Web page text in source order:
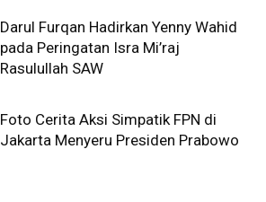
Darul Furqan Hadirkan Yenny Wahid
pada Peringatan Isra Mi’raj
Rasulullah SAW
Foto Cerita Aksi Simpatik FPN di
Jakarta Menyeru Presiden Prabowo